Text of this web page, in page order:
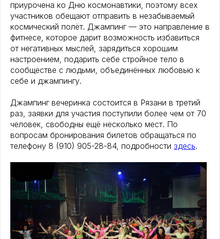
приурочена ко Дню космонавтики, поэтому всех
участников обещают отправить в незабываемый
космический полёт. Джампинг — это направление в
фитнесе, которое дарит возможность избавиться
от негативных мыслей, зарядиться хорошим
настроением, подарить себе стройное тело в
сообществе с людьми, объединённых любовью к
себе и джампингу.
Джампинг вечеринка состоится в Рязани в третий
раз, заявки для участия поступили более чем от 70
человек, свободны ещё несколько мест. По
вопросам бронирования билетов обращаться по
телефону 8 (910) 905-28-84, подробности здесь.